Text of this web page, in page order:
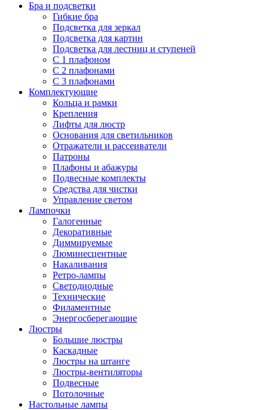
Бра и подсветки
Гибкие бра
Подсветка для зеркал
Подсветка для картин
Подсветка для лестниц и ступеней
С 1 плафоном
С 2 плафонами
С 3 плафонами
Комплектующие
Кольца и рамки
Крепления
Лифты для люстр
Основания для светильников
Отражатели и рассеиватели
Патроны
Плафоны и абажуры
Подвесные комплекты
Средства для чистки
Управление светом
Лампочки
Галогенные
Декоративные
Диммируемые
Люминесцентные
Накаливания
Ретро-лампы
Светодиодные
Технические
Филаментные
Энергосберегающие
Люстры
Большие люстры
Каскадные
Люстры на штанге
Люстры-вентиляторы
Подвесные
Потолочные
Настольные лампы